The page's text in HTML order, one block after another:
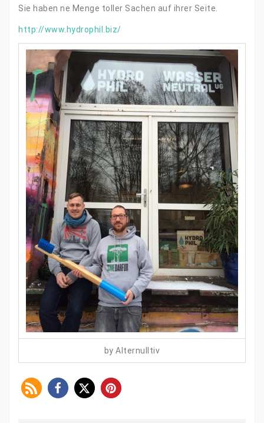
Sie haben ne Menge toller Sachen auf ihrer Seite.
http://www.hydrophil.biz/
by Alternulltiv